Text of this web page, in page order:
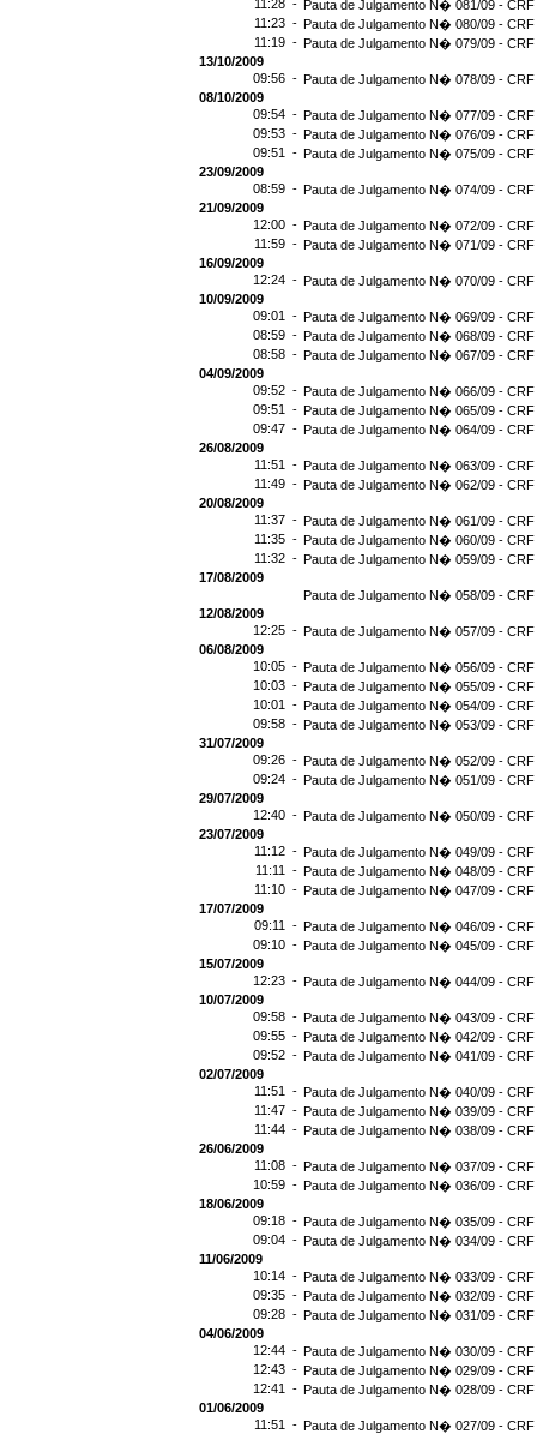
11:28 - Pauta de Julgamento N� 081/09 -
11:23 - Pauta de Julgamento N� 080/09 - CRF
11:19 - Pauta de Julgamento N� 079/09 - CRF
13/10/2009
09:56 - Pauta de Julgamento N� 078/09 - CRF
08/10/2009
09:54 - Pauta de Julgamento N� 077/09 - CRF
09:53 - Pauta de Julgamento N� 076/09 - CRF
09:51 - Pauta de Julgamento N� 075/09 - CRF
23/09/2009
08:59 - Pauta de Julgamento N� 074/09 - CRF
21/09/2009
12:00 - Pauta de Julgamento N� 072/09 - CRF
11:59 - Pauta de Julgamento N� 071/09 - CRF
16/09/2009
12:24 - Pauta de Julgamento N� 070/09 - CRF
10/09/2009
09:01 - Pauta de Julgamento N� 069/09 - CRF
08:59 - Pauta de Julgamento N� 068/09 - CRF
08:58 - Pauta de Julgamento N� 067/09 - CRF
04/09/2009
09:52 - Pauta de Julgamento N� 066/09 - CRF
09:51 - Pauta de Julgamento N� 065/09 - CRF
09:47 - Pauta de Julgamento N� 064/09 - CRF
26/08/2009
11:51 - Pauta de Julgamento N� 063/09 - CRF
11:49 - Pauta de Julgamento N� 062/09 - CRF
20/08/2009
11:37 - Pauta de Julgamento N� 061/09 - CRF
11:35 - Pauta de Julgamento N� 060/09 - CRF
11:32 - Pauta de Julgamento N� 059/09 - CRF
17/08/2009
Pauta de Julgamento N� 058/09 - CRF
12/08/2009
12:25 - Pauta de Julgamento N� 057/09 - CRF
06/08/2009
10:05 - Pauta de Julgamento N� 056/09 - CRF
10:03 - Pauta de Julgamento N� 055/09 - CRF
10:01 - Pauta de Julgamento N� 054/09 - CRF
09:58 - Pauta de Julgamento N� 053/09 - CRF
31/07/2009
09:26 - Pauta de Julgamento N� 052/09 - CRF
09:24 - Pauta de Julgamento N� 051/09 - CRF
29/07/2009
12:40 - Pauta de Julgamento N� 050/09 - CRF
23/07/2009
11:12 - Pauta de Julgamento N� 049/09 - CRF
11:11 - Pauta de Julgamento N� 048/09 - CRF
11:10 - Pauta de Julgamento N� 047/09 - CRF
17/07/2009
09:11 - Pauta de Julgamento N� 046/09 - CRF
09:10 - Pauta de Julgamento N� 045/09 - CRF
15/07/2009
12:23 - Pauta de Julgamento N� 044/09 - CRF
10/07/2009
09:58 - Pauta de Julgamento N� 043/09 - CRF
09:55 - Pauta de Julgamento N� 042/09 - CRF
09:52 - Pauta de Julgamento N� 041/09 - CRF
02/07/2009
11:51 - Pauta de Julgamento N� 040/09 - CRF
11:47 - Pauta de Julgamento N� 039/09 - CRF
11:44 - Pauta de Julgamento N� 038/09 - CRF
26/06/2009
11:08 - Pauta de Julgamento N� 037/09 - CRF
10:59 - Pauta de Julgamento N� 036/09 - CRF
18/06/2009
09:18 - Pauta de Julgamento N� 035/09 - CRF
09:04 - Pauta de Julgamento N� 034/09 - CRF
11/06/2009
10:14 - Pauta de Julgamento N� 033/09 - CRF
09:35 - Pauta de Julgamento N� 032/09 - CRF
09:28 - Pauta de Julgamento N� 031/09 - CRF
04/06/2009
12:44 - Pauta de Julgamento N� 030/09 - CRF
12:43 - Pauta de Julgamento N� 029/09 - CRF
12:41 - Pauta de Julgamento N� 028/09 - CRF
01/06/2009
11:51 - Pauta de Julgamento N� 027/09 - CRF